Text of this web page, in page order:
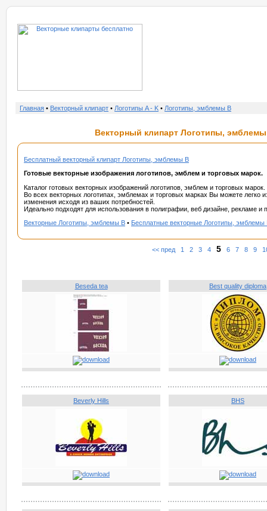
Главная • Векторный клипарт • Логотипы A - K • Логотипы, эмблемы B
Векторный клипарт Логотипы,
Бесплатный векторный клипарт Логотипы, эмблемы B
Готовые векторные изображения логотипов, эмблем и торговых марок.
Каталог готовых векторных изображений логотипов, эмблем и торговых марок.
Во всех векторных логотипах, эмблемах и торговых марках Вы можете легко
изменения исходя из ваших потребностей.
Идеально подходят для использования в полиграфии, веб дизайне, рекламе и
Векторные Логотипы, эмблемы B • Бесплатные векторные Логотипы, эмблемы
<< пред 1 2 3 4 5 6 7 8 9
Beseda tea Best quality diploma
Beverly Hills BHS